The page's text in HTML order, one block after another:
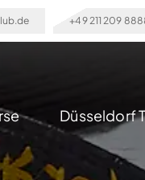
+49 211 209
Düsseldorf